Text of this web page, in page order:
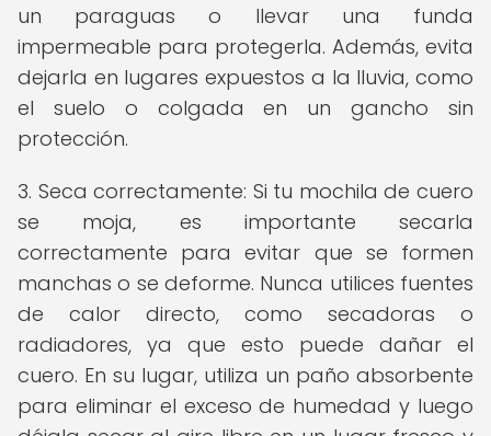
un paraguas o llevar una funda
impermeable para protegerla. Además, evita
dejarla en lugares expuestos a la lluvia, como
el suelo o colgada en un gancho sin
protección.
3. Seca correctamente: Si tu mochila de cuero
se moja, es importante secarla
correctamente para evitar que se formen
manchas o se deforme. Nunca utilices fuentes
de calor directo, como secadoras o
radiadores, ya que esto puede dañar el
cuero. En su lugar, utiliza un paño absorbente
para eliminar el exceso de humedad y luego